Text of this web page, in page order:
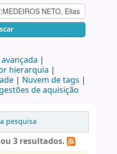
hierarquia
Nuvem de tags
de aquisição
pesquisa
3 resultados.